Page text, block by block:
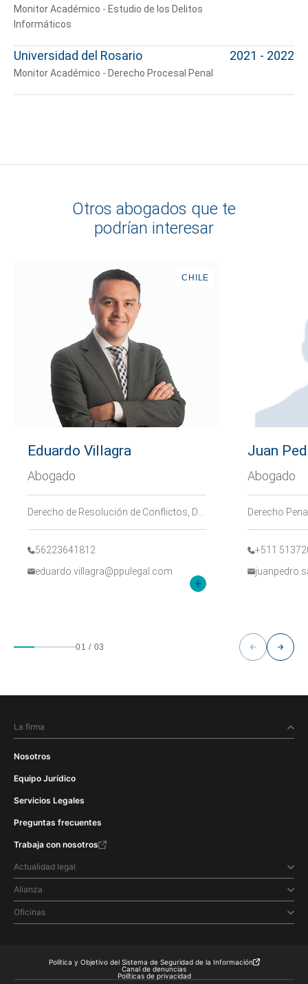
Monitor Académico - Estudio de los Delitos
Informáticos
Universidad del Rosario
Monitor Académico - Derecho Procesal Penal
2021 - 2022
Otros abogados que te
podrían interesar
CHILE
Eduardo Villagra
Abogado
Derecho de Resolución de Conflictos, Derecho Penal Corporativo, Derecho Penal y Compliance
56223641812
eduardo.villagra@ppulegal.com
Juan
Abogado
+511
01 / 03
La firma
Nosotros
Equipo Jurídico
Servicios Legales
Preguntas frecuentes
Trabaja con nosotros
Actualidad legal
Alianza
Oficinas
Política y Objetivo del Sistema de Seguridad de la Información
Canal de denuncias
Políticas de privacidad